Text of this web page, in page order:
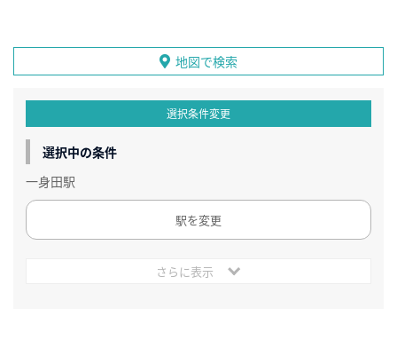
地図で検索
選択条件変更
選択中の条件
一身田駅
駅を変更
さらに表示